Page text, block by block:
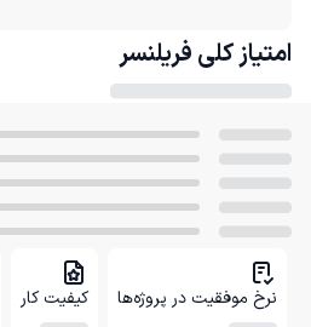
امتیاز کلی فریلنسر
نرخ موفقیت در پروژه‌ها کیفیت کار